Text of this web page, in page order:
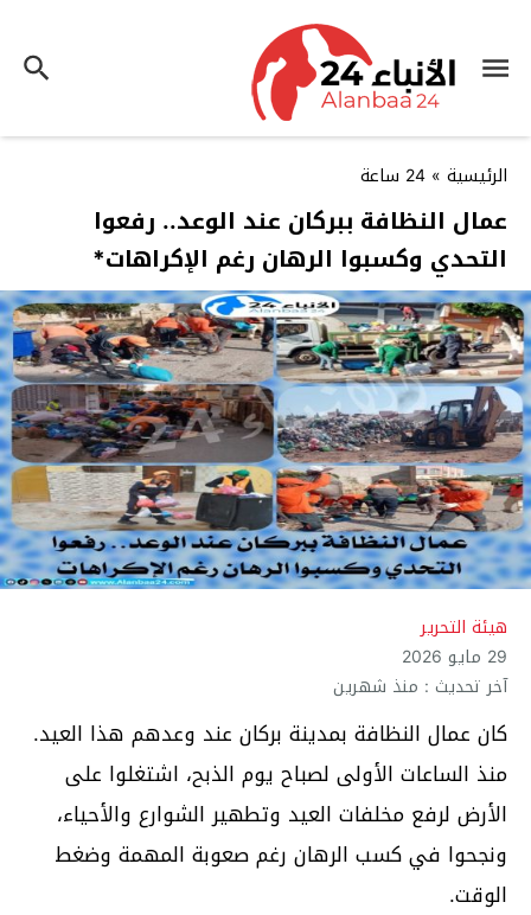
الرئيسية » 24 ساعة
عمال النظافة ببركان عند الوعد.. رفعوا
التحدي وكسبوا الرهان رغم الإكراهات*
هيئة التحرير
29 مايو 2026
آخر تحديث : منذ شهرين
كان عمال النظافة بمدينة بركان عند وعدهم هذا العيد.
منذ الساعات الأولى لصباح يوم الذبح، اشتغلوا على
الأرض لرفع مخلفات العيد وتطهير الشوارع والأحياء،
ونجحوا في كسب الرهان رغم صعوبة المهمة وضغط
الوقت.